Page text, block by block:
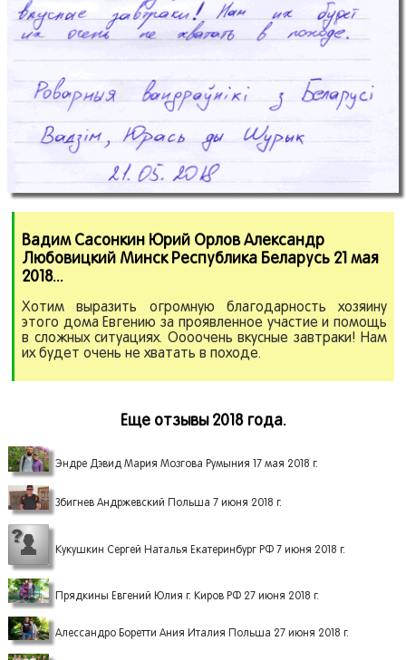
Вадим Сасонкин Юрий Орлов Александр
Любовицкий Минск Республика Беларусь 21 мая
2018...
Хотим выразить огромную благодарность хозяину
этого дома Евгению за проявленное участие и помощь
в сложных ситуациях. Оооочень вкусные завтраки! Нам
их будет очень не хватать в походе.
Еще отзывы 2018 года.
Эндре Дэвид Мария Мозгова Румыния 17 мая 2018 г.
Збигнев Андржевский Польша 7 июня 2018 г.
Кукушкин Сергей Наталья Екатеринбург РФ 7 июня 2018 г.
Прядкины Евгений Юлия г. Киров РФ 27 июня 2018 г.
Алессандро Боретти Ания Италия Польша 27 июня 2018 г.